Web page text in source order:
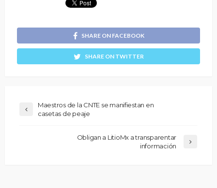
SHARE ON FACEBOOK
SHARE ON TWITTER
Maestros de la CNTE se manifiestan en
casetas de peaje
Obligan a LitioMx a transparentar
información